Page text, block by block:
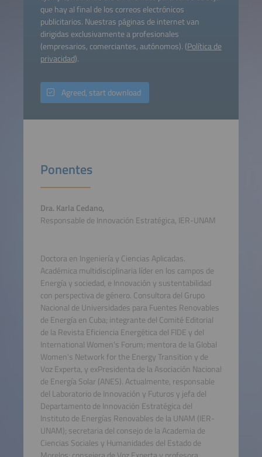
que hay al final de los correos electrónicos
publicitarios. Nuestras páginas de internet van
dirigidas exclusivamente a profesionales
(empresarios, comerciantes, autónomos). (Política de
privacidad).
Agreed, start download
Ponentes
Dra. Karla Cedano,
Responsable de Innovación Estratégica, IER-UNAM
Doctora en Ingeniería y Ciencias Aplicadas.
Académica multidisciplinaria líder en los campos de
Energía y sociedad, e Innovación y sustentabilidad
con perspectiva de género. Consultora del Grupo
Nacional de Universidades para Fuentes Renovables
de Energía en Cuba; integrante del Comité Editorial
de la Revista Eficiencia Energética del FIDE y del
International Women's Forum; mentora de la Global
Women's Network for the Energy Transition y de
Voz Experta, y exPresidenta de la Asociación Nacional
de Energía Solar (ANES). Actualmente, responsable
del Laboratorio de Innovación y Futuros y jefa del
Departamento de Innovación Estratégica del
Instituto de Energías Renovables de la UNAM (IER-
UNAM); secretaria del consejo de la Academia de
Ciencias Sociales y Humanidades del Estado de